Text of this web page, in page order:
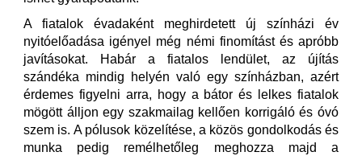
A fiatalok évadaként meghirdetett új színházi év
nyitóelőadása igényel még némi finomítást és apróbb
javításokat. Habár a fiatalos lendület, az újítás
szándéka mindig helyén való egy színházban, azért
érdemes figyelni arra, hogy a bátor és lelkes fiatalok
mögött álljon egy szakmailag kellően korrigáló és óvó
szem is. A pólusok közelítése, a közös gondolkodás és
munka pedig remélhetőleg meghozza majd a